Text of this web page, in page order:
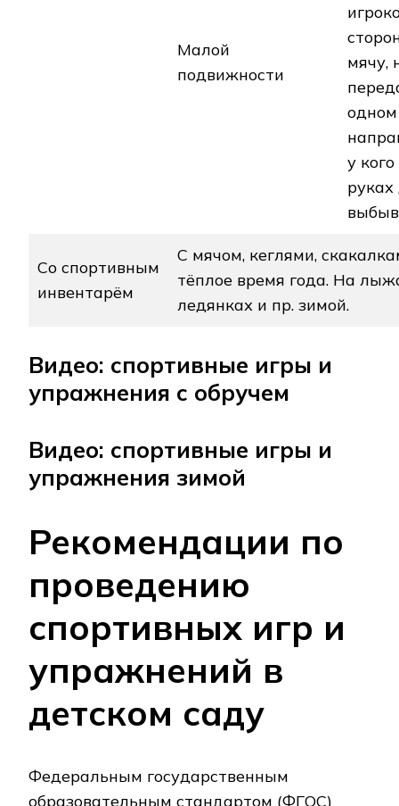
Малой
подвижности
мячу,
одном
у
Со спортивным
инвентарём
С мячом, кеглями,
тёплое время года. На
ледянках и пр. зимой.
Видео: спортивные игры и
упражнения с обручем
Видео: спортивные игры и
упражнения зимой
Рекомендации по
проведению
спортивных игр и
упражнений в
детском саду
Федеральным государственным
образовательным стандартом (ФГОС)